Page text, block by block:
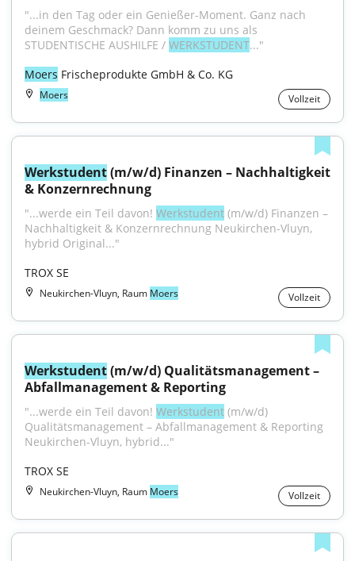
"...in den Tag oder ein Genießer-Moment. Ganz nach
deinem Geschmack? Dann komm zu uns als
STUDENTISCHE AUSHILFE / WERKSTUDENT..."
Moers Frischeprodukte GmbH & Co. KG
Moers Vollzeit
Werkstudent (m/w/d) Finanzen – Nachhaltigkeit
& Konzernrechnung
"...werde ein Teil davon! Werkstudent (m/w/d) Finanzen –
Nachhaltigkeit & Konzernrechnung Neukirchen-Vluyn,
hybrid Original..."
TROX SE
Neukirchen-Vluyn, Raum Moers Vollzeit
Werkstudent (m/w/d) Qualitätsmanagement –
Abfallmanagement & Reporting
"...werde ein Teil davon! Werkstudent (m/w/d)
Qualitätsmanagement – Abfallmanagement & Reporting
Neukirchen-Vluyn, hybrid..."
TROX SE
Neukirchen-Vluyn, Raum Moers Vollzeit